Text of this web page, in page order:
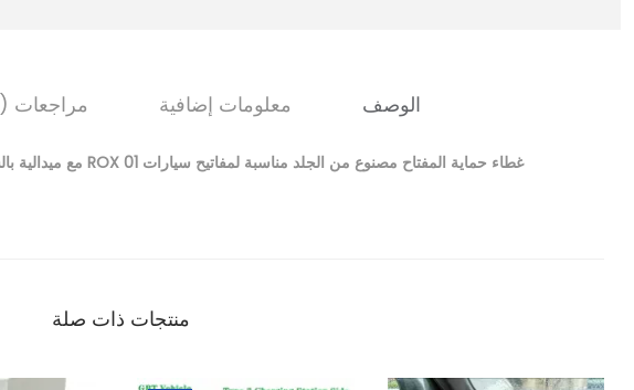
الوصف معلومات إضافية مراجعات (0)
غطاء حماية المفتاح مصنوع من الجلد مناسبة لمفاتيح سيارات ROX 01 مع ميدالية بالشعار ( أسود – بني – أحمر )
منتجات ذات صلة